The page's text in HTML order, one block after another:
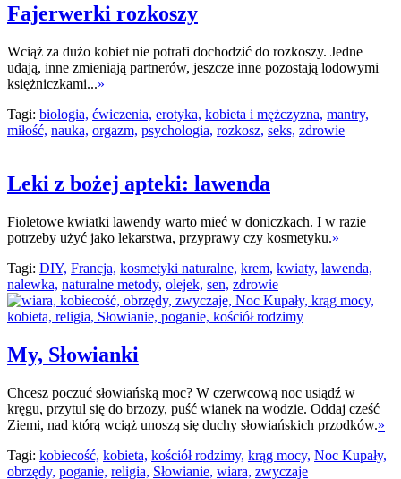
Fajerwerki rozkoszy
Wciąż za dużo kobiet nie potrafi dochodzić do rozkoszy. Jedne
udają, inne zmieniają partnerów, jeszcze inne pozostają lodowymi
księżniczkami...»
Tagi: biologia, ćwiczenia, erotyka, kobieta i mężczyzna, mantry,
miłość, nauka, orgazm, psychologia, rozkosz, seks, zdrowie
Leki z bożej apteki: lawenda
Fioletowe kwiatki lawendy warto mieć w doniczkach. I w razie
potrzeby użyć jako lekarstwa, przyprawy czy kosmetyku.»
Tagi: DIY, Francja, kosmetyki naturalne, krem, kwiaty, lawenda,
nalewka, naturalne metody, olejek, sen, zdrowie
My, Słowianki
Chcesz poczuć słowiańską moc? W czerwcową noc usiądź w
kręgu, przytul się do brzozy, puść wianek na wodzie. Oddaj cześć
Ziemi, nad którą wciąż unoszą się duchy słowiańskich przodków.»
Tagi: kobiecość, kobieta, kościół rodzimy, krąg mocy, Noc Kupały,
obrzędy, poganie, religia, Słowianie, wiara, zwyczaje